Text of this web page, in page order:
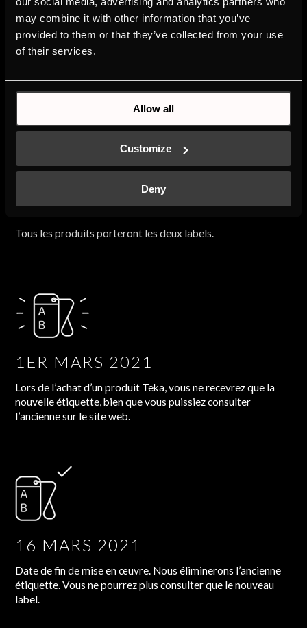
may combine it with other information that you’ve
provided to them or that they’ve collected from your use
of their services.
Allow all
Customize
Deny
1ER NOVEMBRE 2021
Tous les produits porteront les deux labels.
1ER MARS 2021
Lors de l’achat d’un produit Teka, vous ne recevrez que la
nouvelle étiquette, bien que vous puissiez consulter
l’ancienne sur le site web.
16 MARS 2021
Date de fin de mise en œuvre. Nous éliminerons l’ancienne
étiquette. Vous ne pourrez plus consulter que le nouveau
label.